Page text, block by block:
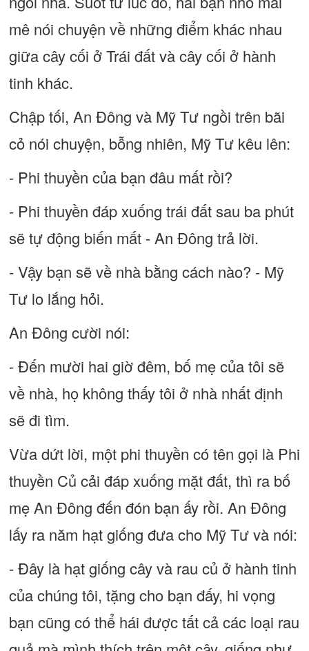
mê nói chuyện về những điểm khác nhau
giữa cây cối ở Trái đất và cây cối ở hành
tinh khác.
Chập tối, An Đông và Mỹ Tư ngồi trên bãi
cỏ nói chuyện, bỗng nhiên, Mỹ Tư kêu lên:
- Phi thuyền của bạn đâu mất rồi?
- Phi thuyền đáp xuống trái đất sau ba phút
sẽ tự động biến mất - An Đông trả lời.
- Vậy bạn sẽ về nhà bằng cách nào? - Mỹ
Tư lo lắng hỏi.
An Đông cười nói:
- Đến mười hai giờ đêm, bố mẹ của tôi sẽ
về nhà, họ không thấy tôi ở nhà nhất định
sẽ đi tìm.
Vừa dứt lời, một phi thuyền có tên gọi là Phi
thuyền Củ cải đáp xuống mặt đất, thì ra bố
mẹ An Đông đến đón bạn ấy rồi. An Đông
lấy ra năm hạt giống đưa cho Mỹ Tư và nói:
- Đây là hạt giống cây và rau củ ở hành tinh
của chúng tôi, tặng cho bạn đấy, hi vọng
bạn cũng có thể hái được tất cả các loại rau